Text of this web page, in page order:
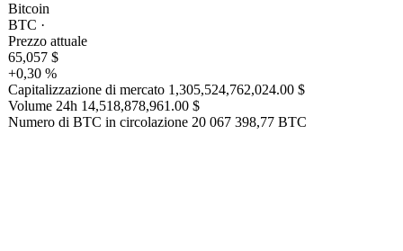
Bitcoin
BTC ·
Prezzo attuale
65,057 $
+0,30 %
Capitalizzazione di mercato 1,305,524,762,024.00 $
Volume 24h 14,518,878,961.00 $
Numero di BTC in circolazione 20 067 398,77 BTC